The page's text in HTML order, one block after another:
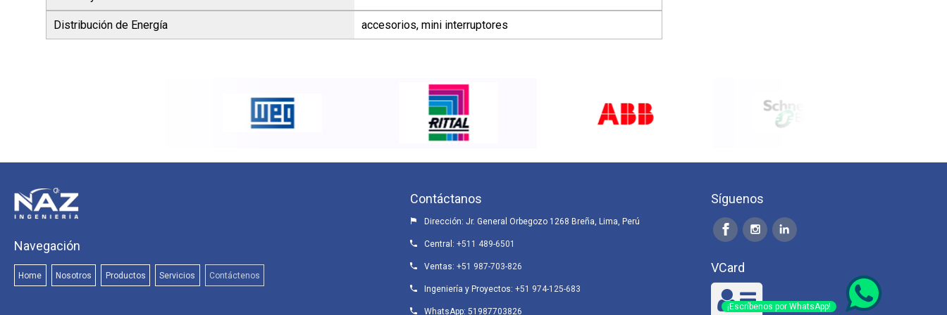
Distribución de Energía accesorios, mini interruptores
Navegación
Home Nosotros Productos Servicios Contáctenos
Contáctanos
Dirección: Jr. General Orbegozo 1268 Breña, Lima, Perú
Central: +511 489-6501
Ventas: +51 987-703-826
Ingeniería y Proyectos: +51 974-125-683
WhatsApp: 51987703826
Síguenos
VCard